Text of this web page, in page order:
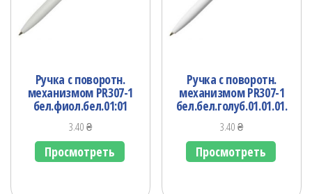
Ручка с поворотн.
механизмом PR307-1
бел.фиол.бел.01:01
3.40₴
Просмотреть
Ручка с поворотн.
механизмом PR307-1
бел.бел.голуб.01.01.01.
3.40₴
Просмотреть